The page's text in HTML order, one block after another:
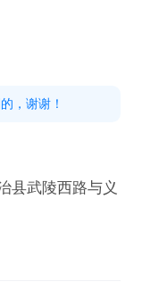
，谢谢！
县武陵西路与义